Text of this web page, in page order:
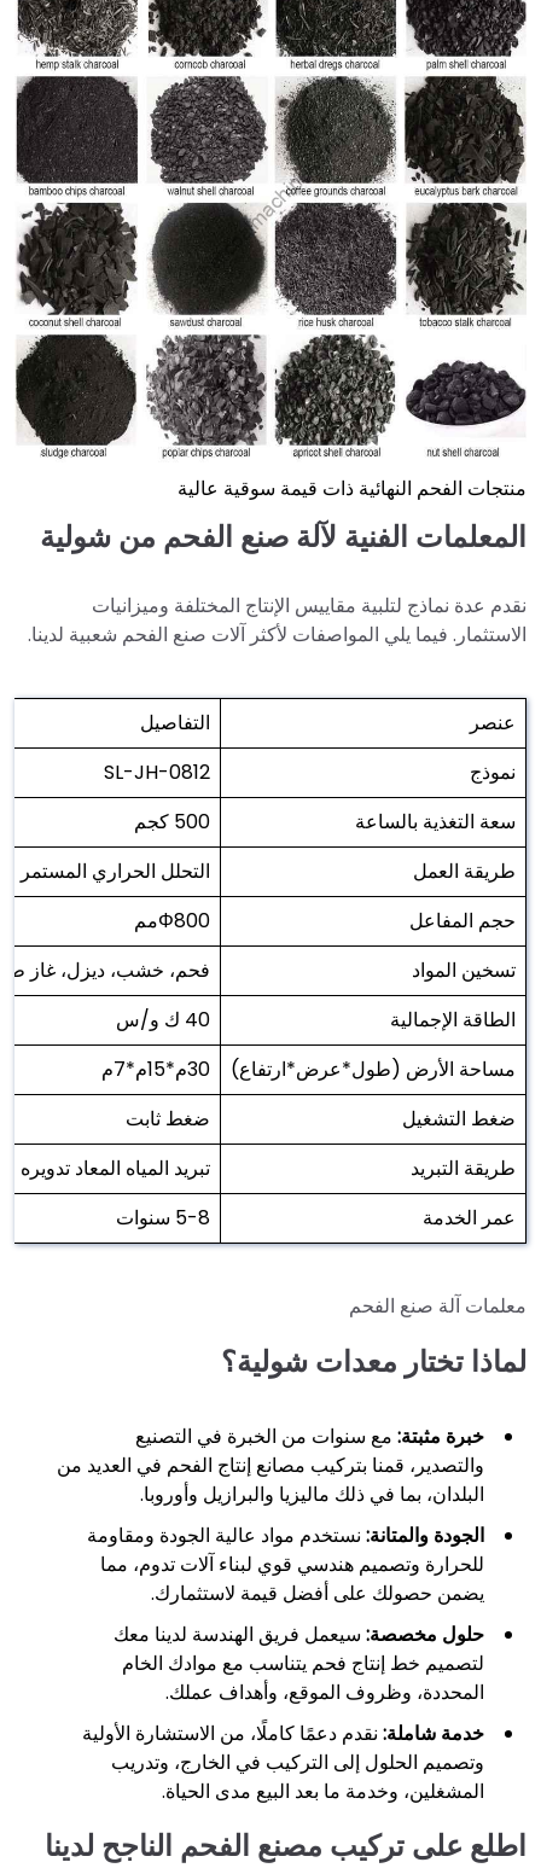
منتجات الفحم النهائية ذات قيمة سوقية عالية
المعلمات الفنية لآلة صنع الفحم من شولية
نقدم عدة نماذج لتلبية مقاييس الإنتاج المختلفة وميزانيات
الاستثمار. فيما يلي المواصفات لأكثر آلات صنع الفحم شعبية لدينا.
عنصر
التفاصيل
نموذج
SL-JH-0812
سعة التغذية بالساعة
500 كجم
طريقة العمل
التحلل الحراري المستمر
حجم المفاعل
Φ800مم
تسخين المواد
فحم، خشب، ديزل، غاز
الطاقة الإجمالية
40 ك و/س
مساحة الأرض (طول*عرض*ارتفاع)
30م*15م*7م
ضغط التشغيل
ضغط ثابت
طريقة التبريد
تبريد المياه المعاد تدويره
عمر الخدمة
5-8 سنوات
معلمات آلة صنع الفحم
لماذا تختار معدات شولية؟
خبرة مثبتة: مع سنوات من الخبرة في التصنيع
والتصدير، قمنا بتركيب مصانع إنتاج الفحم في العديد من
البلدان، بما في ذلك ماليزيا والبرازيل وأوروبا.
الجودة والمتانة: نستخدم مواد عالية الجودة ومقاومة
للحرارة وتصميم هندسي قوي لبناء آلات تدوم، مما
يضمن حصولك على أفضل قيمة لاستثمارك.
حلول مخصصة: سيعمل فريق الهندسة لدينا معك
لتصميم خط إنتاج فحم يتناسب مع موادك الخام
المحددة، وظروف الموقع، وأهداف عملك.
خدمة شاملة: نقدم دعمًا كاملًا، من الاستشارة الأولية
وتصميم الحلول إلى التركيب في الخارج، وتدريب
المشغلين، وخدمة ما بعد البيع مدى الحياة.
اطلع على تركيب مصنع الفحم الناجح لدينا